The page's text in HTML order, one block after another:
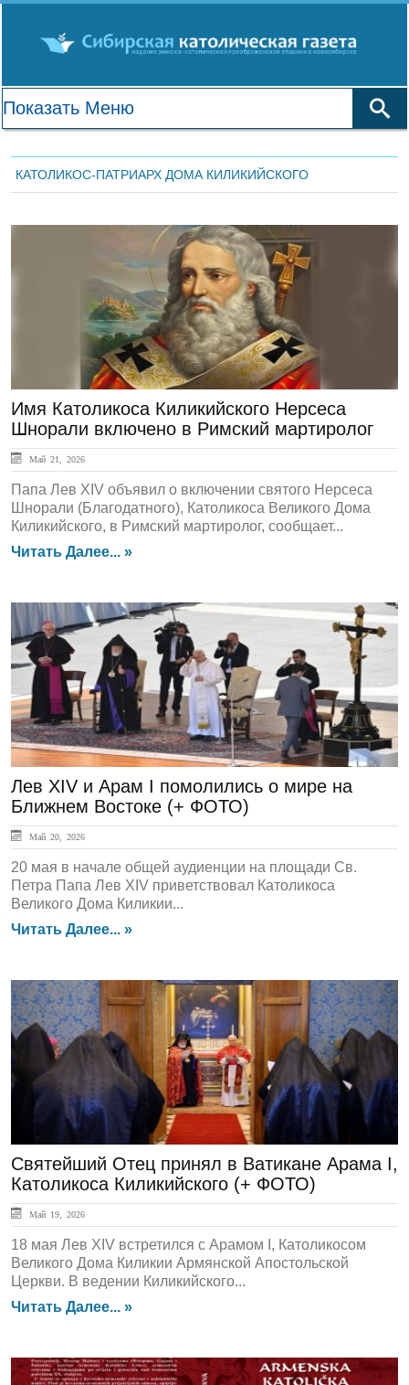
КАТОЛИКОС-ПАТРИАРХ ДОМА КИЛИКИЙСКОГО
ЛЕНТА НОВОСТЕЙ
Имя Католикоса Киликийского Нерсеса
Шнорали включено в Римский мартиролог
Май 21, 2026
Папа Лев XIV объявил о включении святого Нерсеса
Шнорали (Благодатного), Католикоса Великого Дома
Киликийского, в Римский мартиролог, сообщает...
Читать Далее... »
ГЛАВНАЯ
Лев XIV и Арам I помолились о мире на
Ближнем Востоке (+ ФОТО)
Май 20, 2026
20 мая в начале общей аудиенции на площади Св.
Петра Папа Лев XIV приветствовал Католикоса
Великого Дома Киликии...
Читать Далее... »
ГЛАВНАЯ
Святейший Отец принял в Ватикане Арама I,
Католикоса Киликийского (+ ФОТО)
Май 19, 2026
18 мая Лев XIV встретился с Арамом I, Католикосом
Великого Дома Киликии Армянской Апостольской
Церкви. В ведении Киликийского...
Читать Далее... »